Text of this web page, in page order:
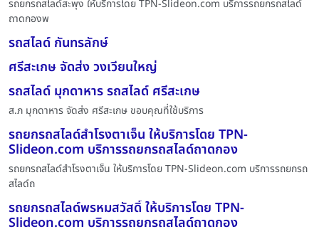
รถยกรถสไลด์สะพุง ให้บริการโดย TPN-Slideon.com บริการรถยกรถสไลด์
ถาดกองพ
รถสไลด์ กันทรลักษ์
ศรีสะเกษ จัดส่ง วงเวียนใหญ่
รถสไลด์ มุกดาหาร รถสไลด์ ศรีสะเกษ
ส.ภ มุกดาหาร จัดส่ง ศรีสะเกษ ขอบคุณที่ใช้บริการ
รถยกรถสไลด์สำโรงตาเจ็น ให้บริการโดย TPN-
Slideon.com บริการรถยกรถสไลด์ถาดกอง
รถยกรถสไลด์สำโรงตาเจ็น ให้บริการโดย TPN-Slideon.com บริการรถยกรถ
สไลด์ถ
รถยกรถสไลด์พรหมสวัสดิ์ ให้บริการโดย TPN-
Slideon.com บริการรถยกรถสไลด์ถาดกอง